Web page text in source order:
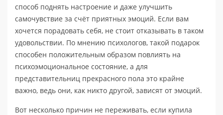
способ поднять настроение и даже улучшить
самочувствие за счёт приятных эмоций. Если вам
хочется порадовать себя, не стоит отказывать в таком
удовольствии. По мнению психологов, такой подарок
способен положительным образом повлиять на
психоэмоциональное состояние, а для
представительниц прекрасного пола это крайне
важно, ведь они, как никто другой, зависят от эмоций.
Вот несколько причин не переживать, если купила